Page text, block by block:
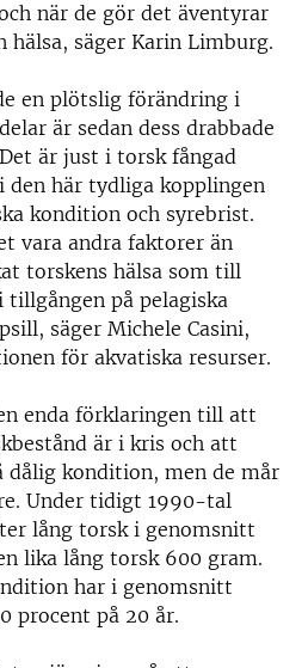
när de gör det äventyrar
hälsa, säger Karin Limburg.
en plötslig förändring i
är sedan dess drabbade
är just i torsk fångad
den här tydliga kopplingen
kondition och syrebrist.
vara andra faktorer än
torskens hälsa som till
på pelagiska
säger Michele Casini,
för akvatiska resurser.
enda förklaringen till att
är i kris och att
dålig kondition, men de mår
Under tidigt 1990-tal
lång torsk i genomsnitt
lika lång torsk 600 gram.
har i genomsnitt
procent på 20 år.